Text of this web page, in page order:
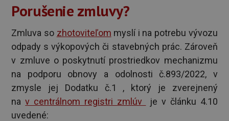
Porušenie zmluvy?
Zmluva so zhotoviteľom myslí i na potrebu vývozu
odpady s výkopových či stavebných prác. Zároveň
v zmluve o poskytnutí prostriedkov mechanizmu
na podporu obnovy a odolnosti č.893/2022, v
zmysle jej Dodatku č.1 , ktorý je zverejnený
nav centrálnom registri zmlúv
je v článku 4.10
uvedené: